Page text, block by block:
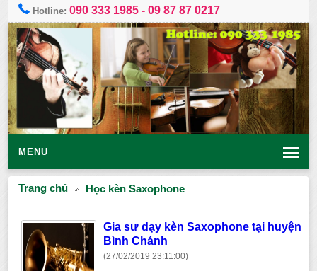
Hotline:090 333 1985 -09 87 87 0217
MENU
Trang chủ Học kèn Saxophone
Gia sư dạy kèn Saxophone tại huyện
Bình Chánh
(27/02/2019 23:11:00)